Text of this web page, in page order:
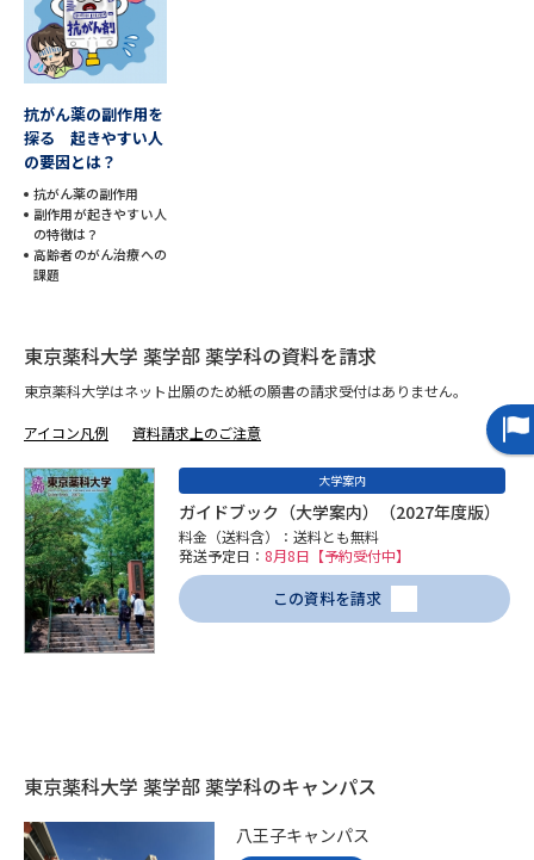
大学で学べる内容や特徴を調べる
新増設大学・学部・学科特集
データサイエンス特集
新学年スタート号特集ページ
（高3生用）
新学年スタート号特集ページ
（高2生用）
SELFBRAND特集ページ
オープンキャンパスなどを調べる
オープンキャンパス検索 実施プログラムから探す
来場型・Web型イベント特集 夢ナビライブ
抗がん薬の副作用を
探る 起きやすい人
の要因とは？
抗がん薬の副作用
副作用が起きやすい人
の特徴は？
高齢者のがん治療への
課題
東京薬科大学 薬学部 薬学科の資料を請求
東京薬科大学はネット出願のため紙の願書の請求受付はありません。
アイコン凡例 資料請求上のご注意
大学案内
ガイドブック（大学案内）（2027年度版）
料金（送料含）：送料とも無料
発送予定日： 8月8日【予約受付中】
この資料を請求
東京薬科大学 薬学部 薬学科のキャンパス
八王子キャンパス